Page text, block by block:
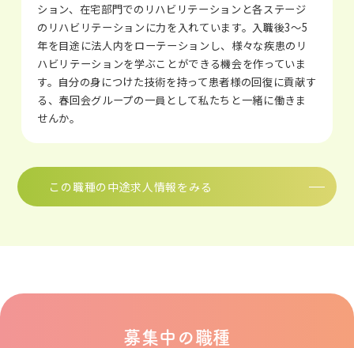
ション、在宅部門でのリハビリテーションと各ステージ
のリハビリテーションに力を入れています。入職後3～5
年を目途に法人内をローテーションし、様々な疾患のリ
ハビリテーションを学ぶことができる機会を作っていま
す。自分の身につけた技術を持って患者様の回復に貢献す
る、春回会グループの一員として私たちと一緒に働きま
せんか。
この職種の中途求人情報をみる
募集中の職種